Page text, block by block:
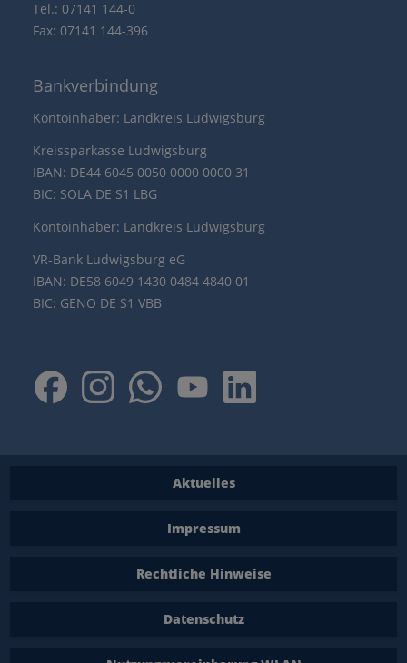
Tel.: 07141 144-0
Fax: 07141 144-396
Bankverbindung
Kontoinhaber: Landkreis Ludwigsburg
Kreissparkasse Ludwigsburg
IBAN: DE44 6045 0050 0000 0000 31
BIC: SOLA DE S1 LBG
Kontoinhaber: Landkreis Ludwigsburg
VR-Bank Ludwigsburg eG
IBAN: DE58 6049 1430 0484 4840 01
BIC: GENO DE S1 VBB
Aktuelles
Impressum
Rechtliche Hinweise
Datenschutz